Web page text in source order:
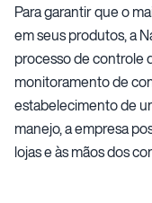
Para garantir que o
em seus produtos, a
processo de controle
monitoramento de
estabelecimento de
manejo, a empresa
lojas e às mãos dos